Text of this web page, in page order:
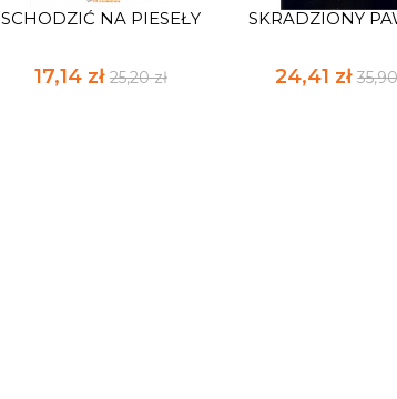
SCHODZIĆ NA PIESEŁY
17,14 zł 25,20 zł
SKRADZIONY
24,41 zł